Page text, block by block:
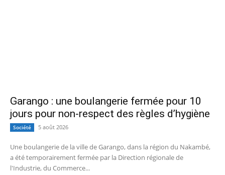
Garango : une boulangerie fermée pour 10
jours pour non-respect des règles d’hygiène
Société 5 août 2026
Une boulangerie de la ville de Garango, dans la région du Nakambé,
a été temporairement fermée par la Direction régionale de
l'Industrie, du Commerce...